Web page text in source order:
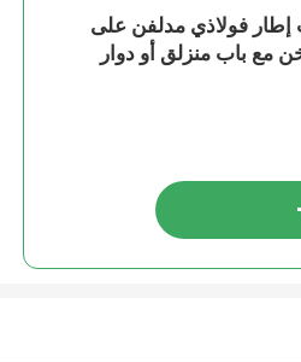
إطار فولاذي مدلفن على
مع باب منزلق أو دوار